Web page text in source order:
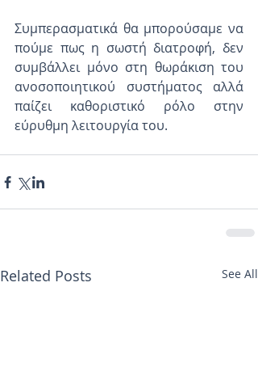
Συμπερασματικά θα μπορούσαμε να
πούμε πως η σωστή διατροφή, δεν
συμβάλλει μόνο στη θωράκιση του
ανοσοποιητικού συστήματος αλλά
παίζει καθοριστικό ρόλο στην
εύρυθμη λειτουργία του.
Related Posts See All